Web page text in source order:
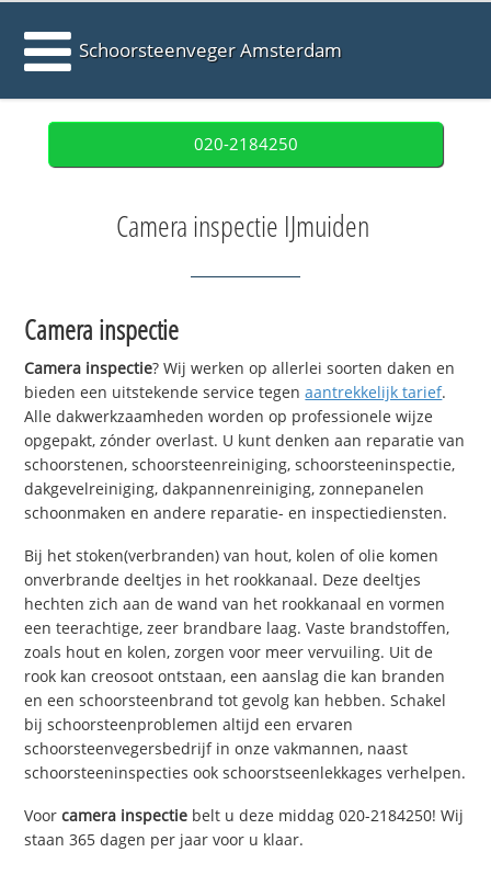
Schoorsteenveger Amsterdam
020-2184250
Camera inspectie IJmuiden
Camera inspectie
Camera inspectie? Wij werken op allerlei soorten daken en
bieden een uitstekende service tegenaantrekkelijk tarief.
Alle dakwerkzaamheden worden op professionele wijze
opgepakt, zónder overlast. U kunt denken aan reparatie van
schoorstenen, schoorsteenreiniging, schoorsteeninspectie,
dakgevelreiniging, dakpannenreiniging, zonnepanelen
schoonmaken en andere reparatie- en inspectiediensten.
Bij het stoken(verbranden) van hout, kolen of olie komen
onverbrande deeltjes in het rookkanaal. Deze deeltjes
hechten zich aan de wand van het rookkanaal en vormen
een teerachtige, zeer brandbare laag. Vaste brandstoffen,
zoals hout en kolen, zorgen voor meer vervuiling. Uit de
rook kan creosoot ontstaan, een aanslag die kan branden
en een schoorsteenbrand tot gevolg kan hebben. Schakel
bij schoorsteenproblemen altijd een ervaren
schoorsteenvegersbedrijf in onze vakmannen, naast
schoorsteeninspecties ook schoorstseenlekkages verhelpen.
Voorcamera inspectie belt u deze middag 020-2184250! Wij
staan 365 dagen per jaar voor u klaar.